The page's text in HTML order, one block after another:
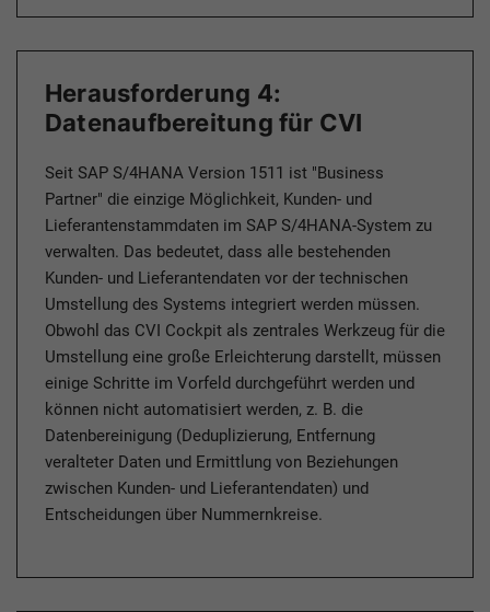
Herausforderung 4:
Datenaufbereitung für CVI
Seit SAP S/4HANA Version 1511 ist "Business
Partner" die einzige Möglichkeit, Kunden- und
Lieferantenstammdaten im SAP S/4HANA-System zu
verwalten. Das bedeutet, dass alle bestehenden
Kunden- und Lieferantendaten vor der technischen
Umstellung des Systems integriert werden müssen.
Obwohl das CVI Cockpit als zentrales Werkzeug für die
Umstellung eine große Erleichterung darstellt, müssen
einige Schritte im Vorfeld durchgeführt werden und
können nicht automatisiert werden, z. B. die
Datenbereinigung (Deduplizierung, Entfernung
veralteter Daten und Ermittlung von Beziehungen
zwischen Kunden- und Lieferantendaten) und
Entscheidungen über Nummernkreise.